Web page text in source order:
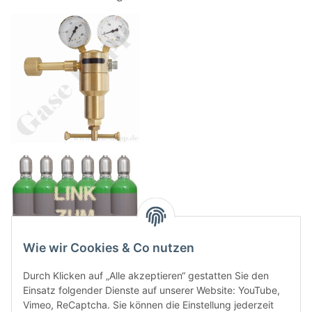
Wie wir Cookies & Co nutzen
Durch Klicken auf „Alle akzeptieren“ gestatten Sie den
Einsatz folgender Dienste auf unserer Website: YouTube,
Vimeo, ReCaptcha. Sie können die Einstellung jederzeit